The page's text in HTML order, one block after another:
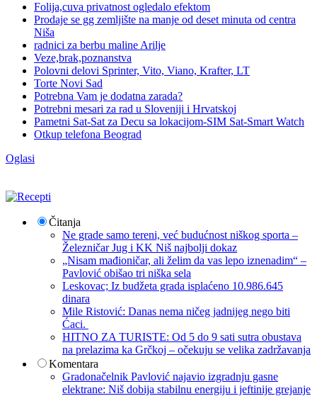
Folija,cuva privatnost ogledalo efektom
Prodaje se gg zemljište na manje od deset minuta od centra
Niša
radnici za berbu maline Arilje
Veze,brak,poznanstva
Polovni delovi Sprinter, Vito, Viano, Krafter, LT
Torte Novi Sad
Potrebna Vam je dodatna zarada?
Potrebni mesari za rad u Sloveniji i Hrvatskoj
Pametni Sat-Sat za Decu sa lokacijom-SIM Sat-Smart Watch
Otkup telefona Beograd
Oglasi
Čitanja
Ne grade samo tereni, već budućnost niškog sporta –
Železničar Jug i KK Niš najbolji dokaz
„Nisam mađioničar, ali želim da vas lepo iznenadim“ –
Pavlović obišao tri niška sela
Leskovac; Iz budžeta grada isplaćeno 10.986.645
dinara
Mile Ristović: Danas nema ničeg jadnijeg nego biti
Ćaci.
HITNO ZA TURISTE: Od 5 do 9 sati sutra obustava
na prelazima ka Grčkoj – očekuju se velika zadržavanja
Komentara
Gradonačelnik Pavlović najavio izgradnju gasne
elektrane: Niš dobija stabilnu energiju i jeftinije grejanje